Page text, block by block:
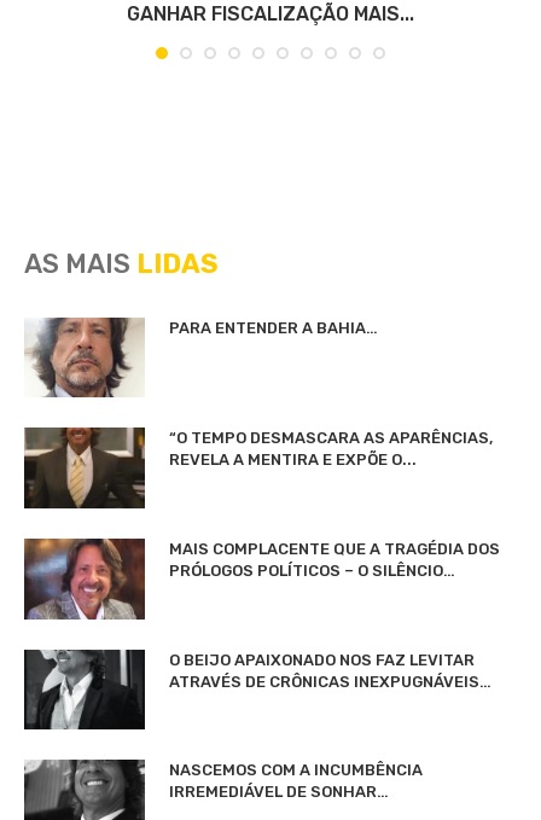
GANHAR FISCALIZAÇÃO MAIS...
AS MAIS LIDAS
PARA ENTENDER A BAHIA…
“O TEMPO DESMASCARA AS APARÊNCIAS,
REVELA A MENTIRA E EXPÕE O...
MAIS COMPLACENTE QUE A TRAGÉDIA DOS
PRÓLOGOS POLÍTICOS – O SILÊNCIO…
O BEIJO APAIXONADO NOS FAZ LEVITAR
ATRAVÉS DE CRÔNICAS INEXPUGNÁVEIS…
NASCEMOS COM A INCUMBÊNCIA
IRREMEDIÁVEL DE SONHAR…